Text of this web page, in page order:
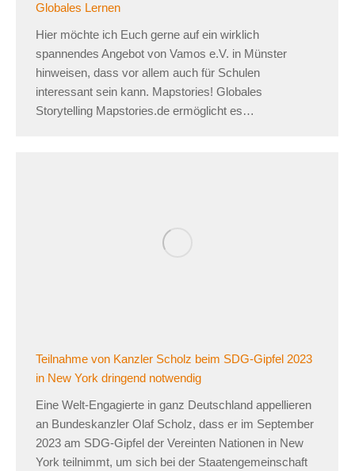
Globales Lernen
Hier möchte ich Euch gerne auf ein wirklich
spannendes Angebot von Vamos e.V. in Münster
hinweisen, dass vor allem auch für Schulen
interessant sein kann. Mapstories! Globales
Storytelling Mapstories.de ermöglicht es…
Teilnahme von Kanzler Scholz beim SDG-Gipfel 2023
in New York dringend notwendig
Eine Welt-Engagierte in ganz Deutschland appellieren
an Bundeskanzler Olaf Scholz, dass er im September
2023 am SDG-Gipfel der Vereinten Nationen in New
York teilnimmt, um sich bei der Staatengemeinschaft